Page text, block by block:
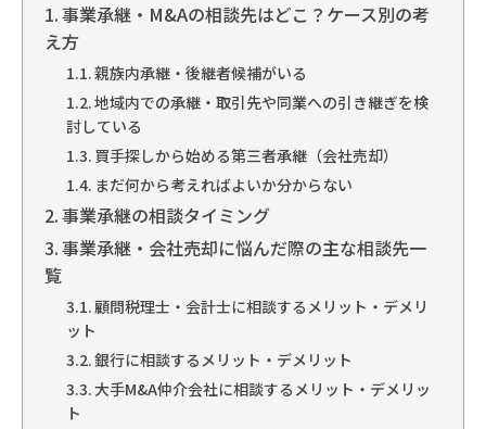
事業承継・M&Aの相談先はどこ？ケース別の考
え方
親族内承継・後継者候補がいる
地域内での承継・取引先や同業への引き継ぎを検
討している
買手探しから始める第三者承継（会社売却）
まだ何から考えればよいか分からない
事業承継の相談タイミング
事業承継・会社売却に悩んだ際の主な相談先一
覧
顧問税理士・会計士に相談するメリット・デメリ
ット
銀行に相談するメリット・デメリット
大手M&A仲介会社に相談するメリット・デメリッ
ト